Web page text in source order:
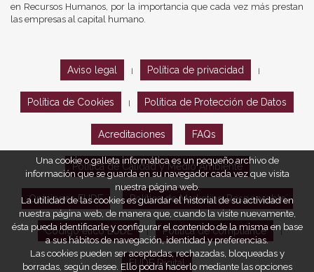
en Recursos Humanos, por la importancia que cada vez más prestan
las empresas al capital humano.
Aviso legal Política de privacidad
Política de Cookies Política de Protección de Datos
Acreditaciones FAQs
Política de Calidad y Medio Ambiente
Opiniones EUDE Política de Marketing Responsable
Código ético EUDE | Política de compliance |
EUDE Digital
Una cookie o galleta informática es un pequeño archivo de
información que se guarda en su navegador cada vez que visita
nuestra página web.
La utilidad de las cookies es guardar el historial de su actividad en
nuestra página web, de manera que, cuando la visite nuevamente,
ésta pueda identificarle y configurar el contenido de la misma en base
a sus hábitos de navegación, identidad y preferencias.
Las cookies pueden ser aceptadas, rechazadas, bloqueadas y
borradas, según desee. Ello podrá hacerlo mediante las opciones